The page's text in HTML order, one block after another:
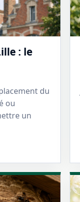
: le
du
ou
un